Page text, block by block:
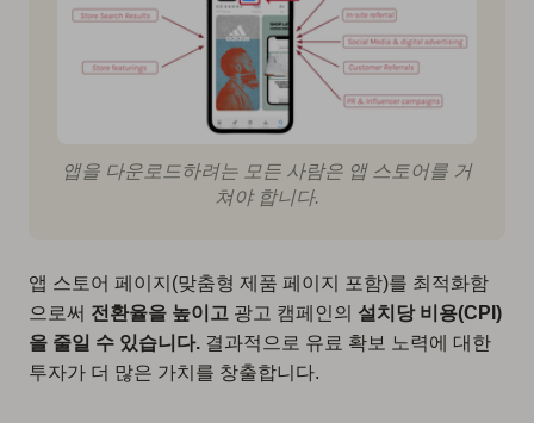
앱을 다운로드하려는 모든 사람은 앱 스토어를 거
쳐야 합니다.
앱 스토어 페이지(맞춤형 제품 페이지 포함)를 최적화함
으로써 전환율을 높이고 광고 캠페인의 설치당 비용(CPI)
을 줄일 수 있습니다. 결과적으로 유료 확보 노력에 대한
투자가 더 많은 가치를 창출합니다.